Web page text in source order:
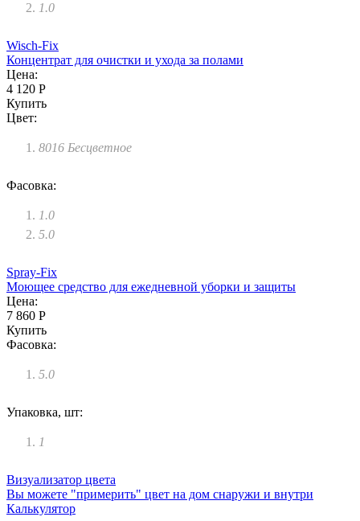
1.0
Wisch-Fix
Концентрат для очистки и ухода за полами
Цена:
4 120 Р
Купить
Цвет:
8016 Бесцветное
Фасовка:
1.0
5.0
Spray-Fix
Моющее средство для ежедневной уборки и защиты
Цена:
7 860 Р
Купить
Фасовка:
5.0
Упаковка, шт:
1
Визуализатор цвета
Вы можете "примерить" цвет на дом снаружи и внутри
Калькулятор